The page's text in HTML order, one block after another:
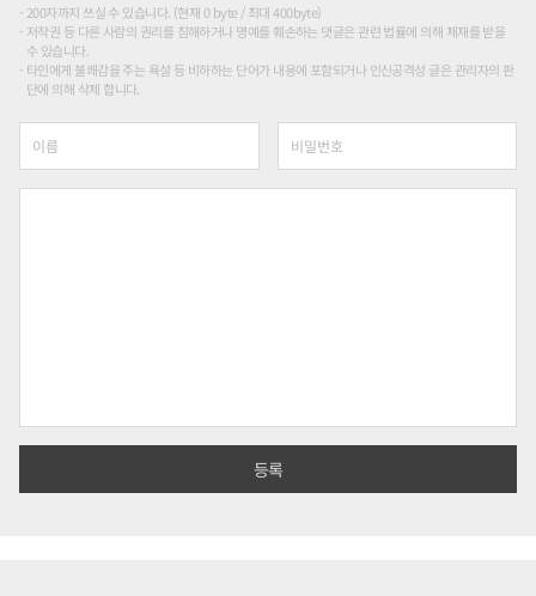
200자까지 쓰실 수 있습니다. (현재 0 byte / 최대 400byte)
저작권 등 다른 사람의 권리를 침해하거나 명예를 훼손하는 댓글은 관련 법률에 의해 제재를 받을
수 있습니다.
타인에게 불쾌감을 주는 욕설 등 비하하는 단어가 내용에 포함되거나 인신공격성 글은 관리자의 판
단에 의해 삭제 합니다.